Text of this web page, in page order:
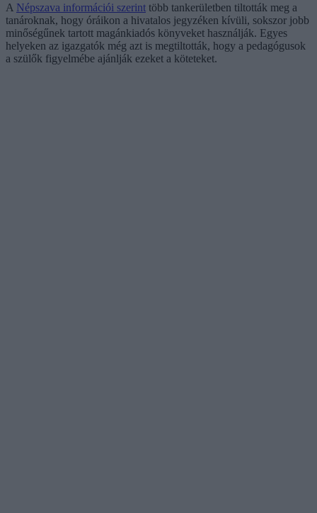
A Népszava információi szerint több tankerületben tiltották meg a
tanároknak, hogy óráikon a hivatalos jegyzéken kívüli, sokszor jobb
minőségűnek tartott magánkiadós könyveket használják. Egyes
helyeken az igazgatók még azt is megtiltották, hogy a pedagógusok
a szülők figyelmébe ajánlják ezeket a köteteket.